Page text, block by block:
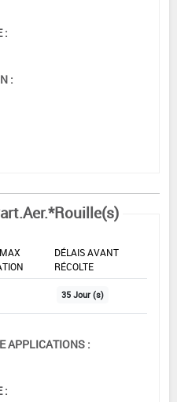
:
:
DÉLAIS AVANT
RÉCOLTE
35 Jour (s)
APPLICATIONS :
: